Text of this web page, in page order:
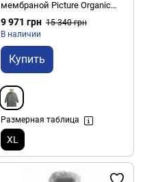
мембраной Picture Organic
Inukee Rev W 2024, Concrete
Grey, XL (3663270718838)
9 971 грн 15 340 грн
В наличии
Купить
Размерная таблица
XL